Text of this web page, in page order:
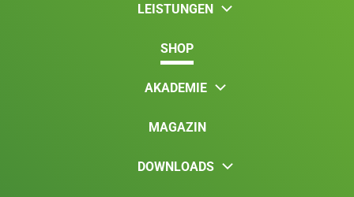
LEISTUNGEN
SHOP
AKADEMIE
MAGAZIN
DOWNLOADS